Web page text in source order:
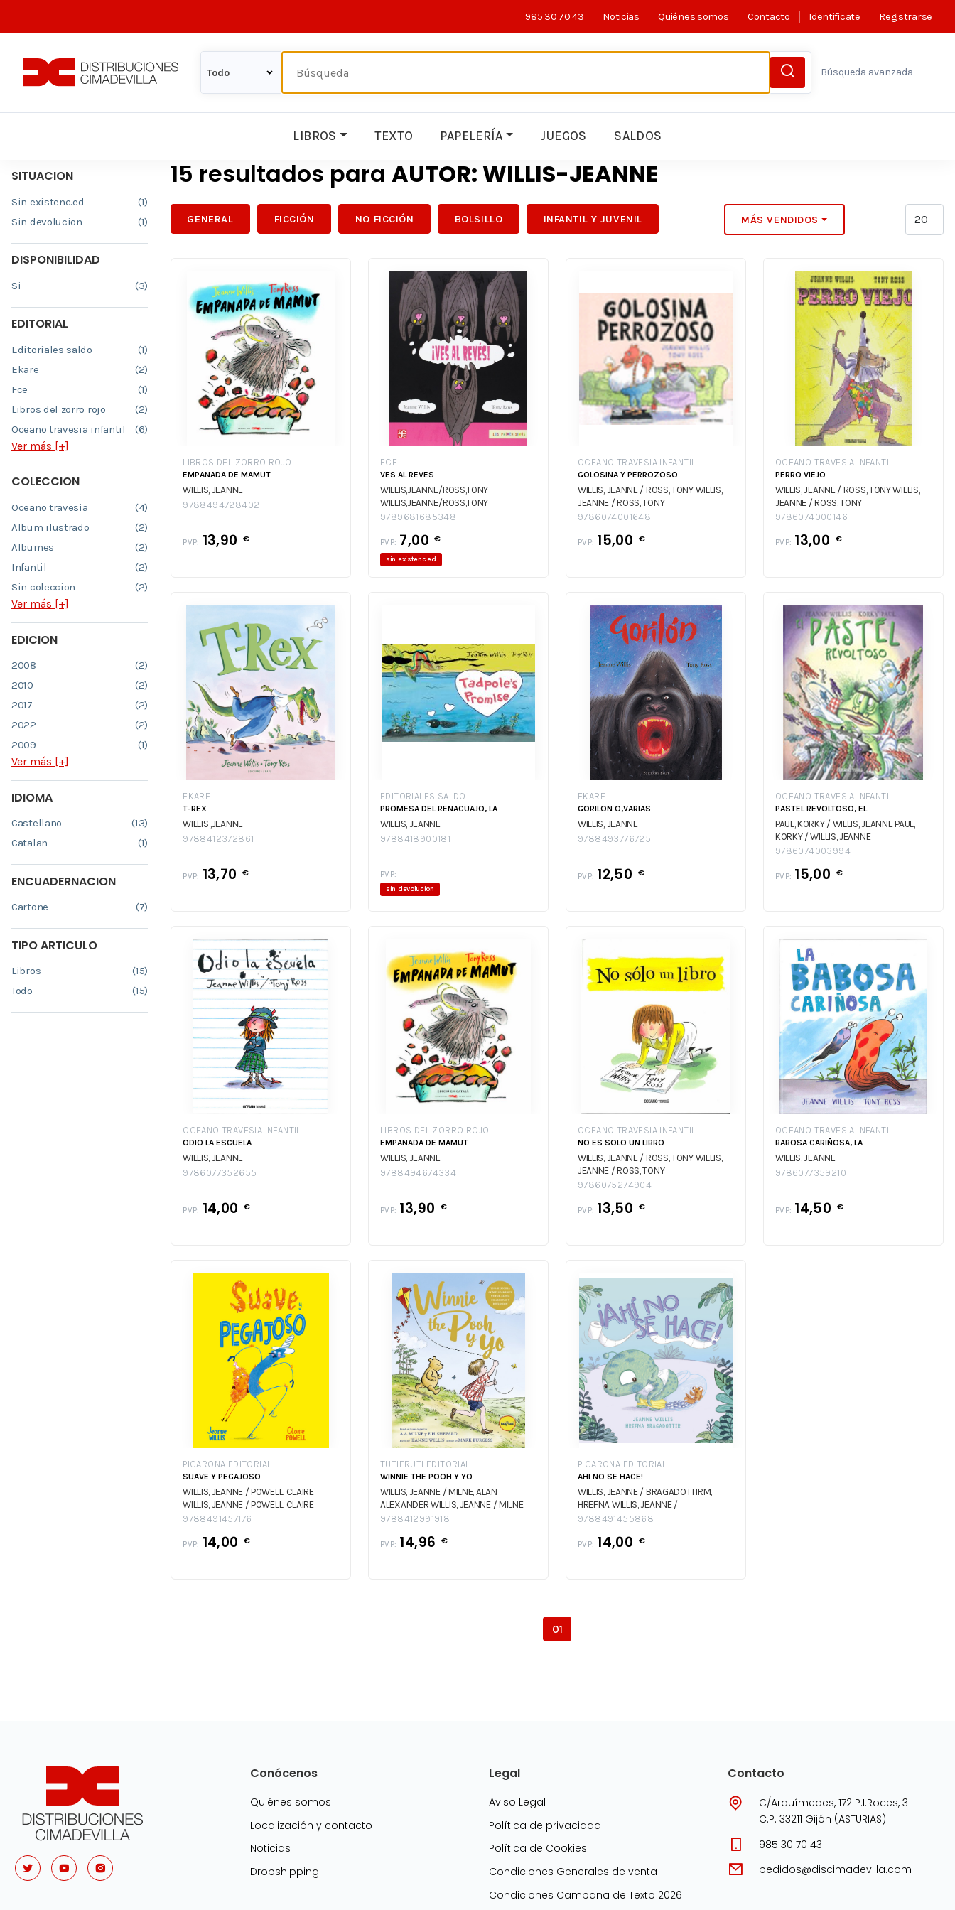
985 30 70 43 Noticias Quiénes somos Contacto Identificate Registrarse
Búsqueda avanzada
LIBROS TEXTO PAPELERÍA JUEGOS SALDOS
SITUACION
Sin existenc.ed
(1)
Sin devolucion
(1)
DISPONIBILIDAD
Si (3)
EDITORIAL
Editoriales saldo
(1)
Ekare
(2)
Fce
(1)
Libros del zorro rojo
(2)
Oceano travesia infantil
(6)
Ver más [+]
COLECCION
Oceano travesia
(4)
Album ilustrado
(2)
Albumes
(2)
Infantil
(2)
Sin coleccion
(2)
Ver más [+]
EDICION
2008
(2)
2010
(2)
2017
(2)
2022
(2)
2009
(1)
Ver más [+]
IDIOMA
Castellano
(13)
Catalan
(1)
ENCUADERNACION
Cartone (7)
TIPO ARTICULO
Libros
(15)
Todo
(15)
15 resultados para AUTOR: WILLIS-JEANNE
GENERAL FICCIÓN NO FICCIÓN BOLSILLO INFANTIL Y JUVENIL MÁS VENDIDOS
LIBROS DEL ZORRO ROJO
EMPANADA DE MAMUT
WILLIS, JEANNE
9788494728402
PVP: 13,90 €
FCE
VES AL REVES
WILLIS,JEANNE/ROSS,TONY
WILLIS,JEANNE/ROSS,TONY
9789681685348
PVP: 7,00 €
sin existenc.ed
OCEANO TRAVESIA INFANTIL
GOLOSINA Y PERROZOSO
WILLIS, JEANNE / ROSS, TONY WILLIS,
JEANNE / ROSS, TONY
9786074001648
PVP: 15,00 €
OCEANO TRAVESIA INFANTIL
PERRO VIEJO
WILLIS, JEANNE / ROSS, TONYWILLIS,
JEANNE / ROSS, TONY
9786074000146
PVP: 13,00 €
EKARE
T-REX
WILLIS ,JEANNE
9788412372861
PVP: 13,70 €
EDITORIALES SALDO
PROMESA DEL RENACUAJO, LA
WILLIS, JEANNE
9788418900181
PVP:
sin devolucion
EKARE
GORILON O,VARIAS
WILLIS, JEANNE
9788493776725
PVP: 12,50 €
OCEANO TRAVESIA INFANTIL
PASTEL REVOLTOSO, EL
PAUL, KORKY / WILLIS, JEANNEPAUL,
KORKY / WILLIS, JEANNE
9786074003994
PVP: 15,00 €
OCEANO TRAVESIA INFANTIL
ODIO LA ESCUELA
WILLIS, JEANNE
9786077352655
PVP: 14,00 €
LIBROS DEL ZORRO ROJO
EMPANADA DE MAMUT
WILLIS, JEANNE
9788494674334
PVP: 13,90 €
OCEANO TRAVESIA INFANTIL
NO ES SOLO UN LIBRO
WILLIS, JEANNE / ROSS, TONY WILLIS,
JEANNE / ROSS, TONY
9786075274904
PVP: 13,50 €
OCEANO TRAVESIA INFANTIL
BABOSA CARIÑOSA, LA
WILLIS, JEANNE
9786077359210
PVP: 14,50 €
PICARONA EDITORIAL
SUAVE Y PEGAJOSO
WILLIS, JEANNE / POWELL, CLAIRE
WILLIS, JEANNE / POWELL, CLAIRE
9788491457176
PVP: 14,00 €
TUTIFRUTI EDITORIAL
WINNIE THE POOH Y YO
WILLIS, JEANNE / MILNE, ALAN
ALEXANDER WILLIS, JEANNE / MILNE,
ALAN ALEXANDER
9788412991918
PVP: 14,96 €
PICARONA EDITORIAL
AHI NO SE HACE!
WILLIS, JEANNE / BRAGADOTTIRM,
HREFNA WILLIS, JEANNE /
BRAGADOTTIRM, HREFNA
9788491455868
PVP: 14,00 €
01
Conócenos
Quiénes somos
Localización y contacto
Noticias
Dropshipping
Legal
Aviso Legal
Política de privacidad
Política de Cookies
Condiciones Generales de venta
Condiciones Campaña de Texto 2026
Contacto
C/Arquímedes, 172 P.I.Roces, 3
C.P. 33211 Gijón (ASTURIAS)
985 30 70 43
pedidos@discimadevilla.com